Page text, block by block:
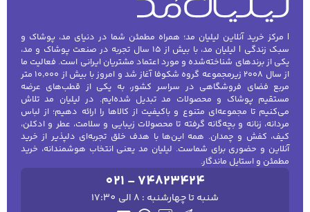
| مرکز خرید آنلاین لیلیان مد؛ همراه مطمئن شما در دنیای مد، پوشاک و
سبک زندگی | لیلیان مد، با بیش از ۱۵ سال تجربه در صنعت پوشاک و مد،
یکی از برندهای شناخته‌شده و مورد اعتماد مشتریان ایرانی است. فعالیت ما
از سال ۲۰۰۸ زیرمجموعه گروه شکوفا آغاز شد و امروز با بیش از ۱۰٬۰۰۰ متر
مربع فضای فروشگاهی در سراسر کشور، به یکی از قطب‌های عرضه
مستقیم پوشاک و محصولات مد تبدیل شده‌ایم. در لیلیان مد تلاش
می‌کنیم تا مجموعه‌ای متنوع و باکیفیت از کالاها را ارائه دهیم؛ از لباس
مردانه، زنانه و بچه‌گانه گرفته تا محصولات زیبایی و سلامت، عطر و ادکلن،
کیف، کفش و چمدان. همه این‌ها با هدف خلق تجربه‌ای دلپذیر از خرید
آنلاین و حضوری برای شماست. لیلیان مد یعنی انتخاب هوشمندانه، خرید
مطمئن و استایل ماندگار.
021 - 74823424
شنبه تا چهارشنبه : 8 الی 17:30